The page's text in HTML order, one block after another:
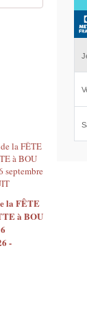
la FÊTE
à BOU
-